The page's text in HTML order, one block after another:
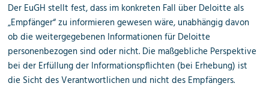
Der EuGH stellt fest, dass im konkreten Fall über Deloitte als
„Empfänger“ zu informieren gewesen wäre, unabhängig davon
ob die weitergegebenen Informationen für Deloitte
personenbezogen sind oder nicht. Die maßgebliche Perspektive
bei der Erfüllung der Informationspflichten (bei Erhebung) ist
die Sicht des Verantwortlichen und nicht des Empfängers.